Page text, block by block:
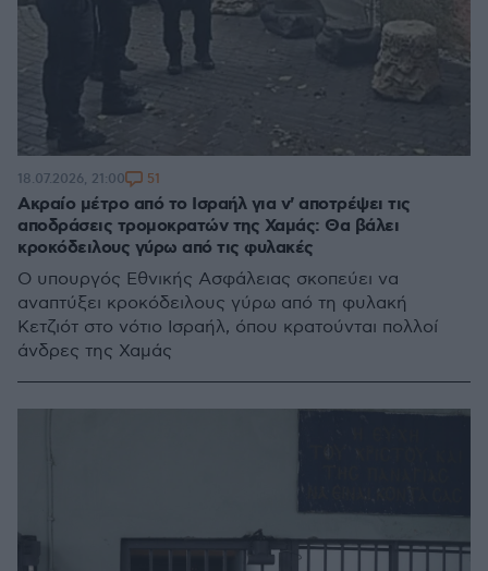
Ακραίο μέτρο από το Ισραήλ για ν' αποτρέψει τις
αποδράσεις τρομοκρατών της Χαμάς: Θα βάλει
κροκόδειλους γύρω από τις φυλακές
Ο υπουργός Εθνικής Ασφάλειας σκοπεύει να
αναπτύξει κροκόδειλους γύρω από τη φυλακή
Κετζιότ στο νότιο Ισραήλ, όπου κρατούνται πολλοί
άνδρες της Χαμάς
18.07.2026, 21:00 51